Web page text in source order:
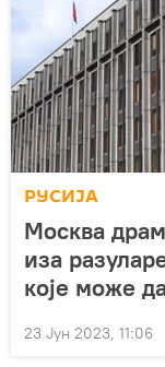
РУСИЈА
Москва
иза
које може
23 Јун 2023, 11:06